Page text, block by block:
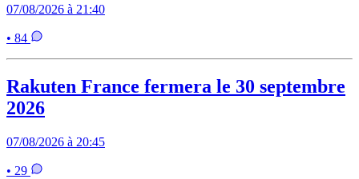
07/08/2026 à 21:40
• 84
Rakuten France fermera le 30 septembre
2026
07/08/2026 à 20:45
• 29